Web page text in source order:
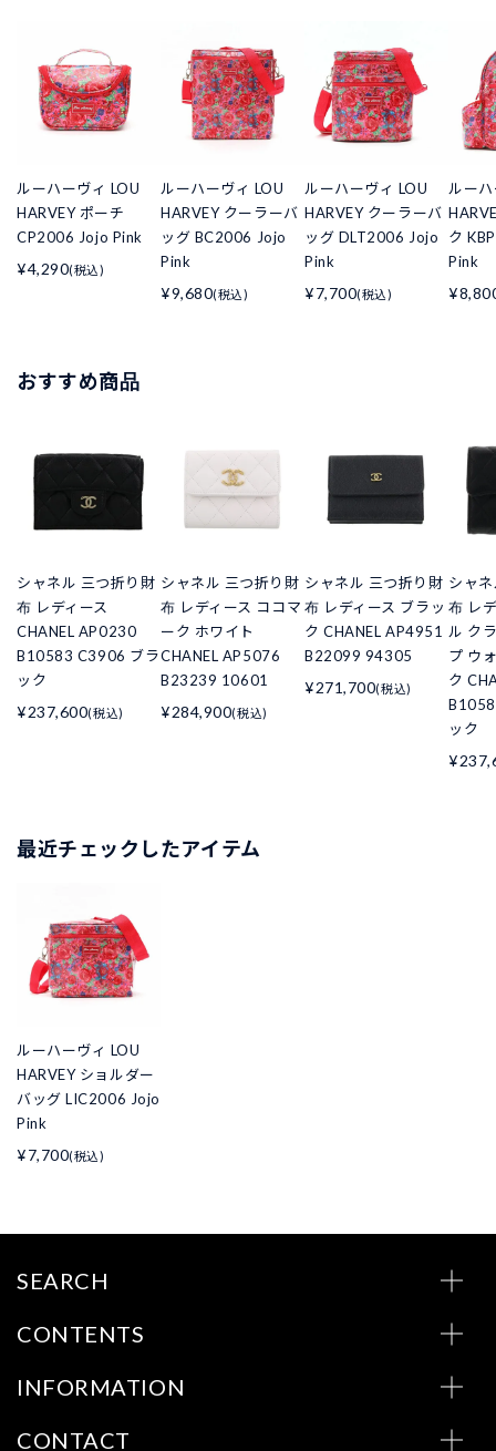
ルーハーヴィ LOU
HARVEY ポーチ
CP2006 Jojo Pink
¥4,290(税込)
ルーハーヴィ LOU
HARVEY クーラーバ
ッグ BC2006 Jojo
Pink
¥9,680(税込)
ルーハーヴィ LOU
HARVEY クーラーバ
ッグ DLT2006 Jojo
Pink
¥7,700(税込)
ルー
ク
Pink
おすすめ商品
シャネル 三つ折り財
布 レディース
CHANEL AP0230
B10583 C3906 ブラ
ック
¥237,600(税込)
シャネル 三つ折り財
布 レディース ココマ
ーク ホワイト
CHANEL AP5076
B23239 10601
¥284,900(税込)
シャネル 三つ折り財
布 レディース ブラッ
ク CHANEL AP4951
B22099 94305
¥271,700(税込)
シャ
布 レ
ル ク
プ ウ
ク
ック
最近チェックしたアイテム
ルーハーヴィ LOU
HARVEY ショルダー
バッグ LIC2006 Jojo
Pink
¥7,700(税込)
SEARCH
CONTENTS
INFORMATION
CONTACT